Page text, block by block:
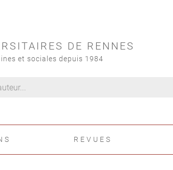
DE RENNES
et sociales depuis 1984
REVUES